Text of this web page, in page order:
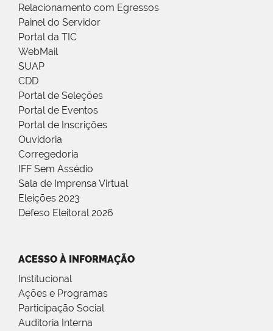
Relacionamento com Egressos
Painel do Servidor
Portal da TIC
WebMail
SUAP
CDD
Portal de Seleções
Portal de Eventos
Portal de Inscrições
Ouvidoria
Corregedoria
IFF Sem Assédio
Sala de Imprensa Virtual
Eleições 2023
Defeso Eleitoral 2026
ACESSO À INFORMAÇÃO
Institucional
Ações e Programas
Participação Social
Auditoria Interna